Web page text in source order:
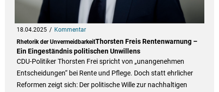
18.04.2025
Kommentar
Rhetorik der UnvermeidbarkeitThorsten Freis Rentenwarnung –
Ein Eingeständnis politischen Unwillens
CDU-Politiker Thorsten Frei spricht von „unangenehmen
Entscheidungen“ bei Rente und Pflege. Doch statt ehrlicher
Reformen zeigt sich: Der politische Wille zur nachhaltigen